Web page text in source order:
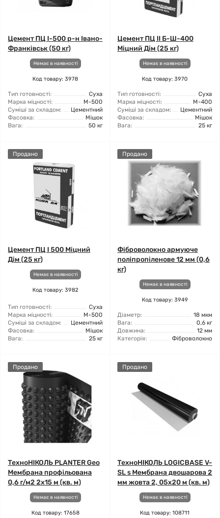
Цемент ПЦ І-500 р-н Івано-
Франківськ (50 кг)
Немає в наявності
Код товару: 3978
Тип готовності:
Суха
Марка міцності:
М-500
Суміші за складом:
Цементний
Фасовка:
Мішок
Вага:
50 кг
Цемент ПЦ II Б-Ш-400
Міцний Дім (25 кг)
Немає в наявності
Код товару: 3970
Тип готовності:
Суха
Марка міцності:
М-400
Суміші за складом:
Цементний
Фасовка:
Мішок
Вага:
25 кг
Продано
Цемент ПЦ I 500 Міцний
Дім (25 кг)
Немає в наявності
Код товару: 3982
Тип готовності:
Суха
Марка міцності:
М-500
Суміші за складом:
Цементний
Фасовка:
Мішок
Вага:
25 кг
Продано
Фіброволокно армуюче
поліпропіленове 12 мм (0,6
кг)
Немає в наявності
Код товару: 3949
Діаметр:
18 мкм
Вага:
0,6 кг
Довжина:
12 мм
Категорія:
Фіброволокно
Продано
ТехноНІКОЛЬ PLANTER Geo
Мембрана профільована
0,6 г/м2 2x15 м (кв. м)
Немає в наявності
Код товару: 17658
Продано
ТехноНІКОЛЬ LOGICBASE V-
SL s Мембрана двошарова 2
мм жовта 2, 05x20 м (кв. м)
Немає в наявності
Код товару: 108711